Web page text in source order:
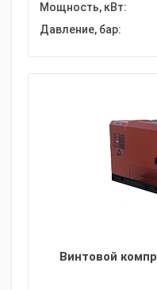
Мощность, кВт:
Давление, бар:
Винтовой